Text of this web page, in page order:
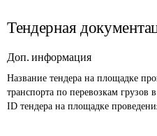
Тендерная
Доп. информация
Название тендера на площадке
транспорта по перевозкам грузов
ID тендера на площадке